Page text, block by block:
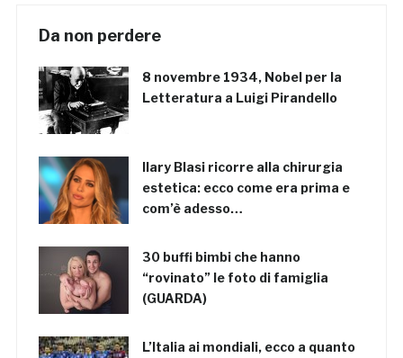
Da non perdere
8 novembre 1934, Nobel per la
Letteratura a Luigi Pirandello
Ilary Blasi ricorre alla chirurgia
estetica: ecco come era prima e
com’è adesso…
30 buffi bimbi che hanno
“rovinato” le foto di famiglia
(GUARDA)
L’Italia ai mondiali, ecco a quanto